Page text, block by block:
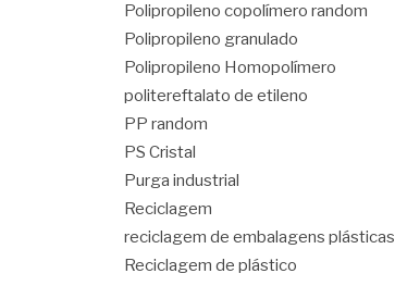
Polipropileno copolímero random
Polipropileno granulado
Polipropileno Homopolímero
politereftalato de etileno
PP random
PS Cristal
Purga industrial
Reciclagem
reciclagem de embalagens plásticas
Reciclagem de plástico